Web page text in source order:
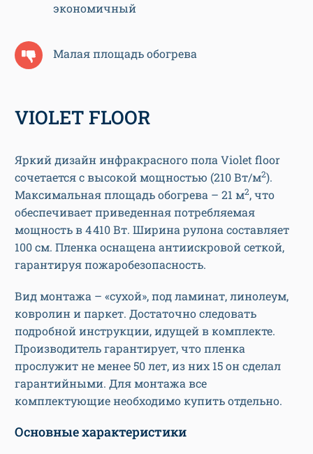
экономичный
Малая площадь обогрева
VIOLET FLOOR
Яркий дизайн инфракрасного пола Violet floor
сочетается с высокой мощностью (210 Вт/м2).
Максимальная площадь обогрева – 21 м2, что
обеспечивает приведенная потребляемая
мощность в 4 410 Вт. Ширина рулона составляет
100 см. Пленка оснащена антиискровой сеткой,
гарантируя пожаробезопасность.
Вид монтажа – «сухой», под ламинат, линолеум,
ковролин и паркет. Достаточно следовать
подробной инструкции, идущей в комплекте.
Производитель гарантирует, что пленка
прослужит не менее 50 лет, из них 15 он сделал
гарантийными. Для монтажа все
комплектующие необходимо купить отдельно.
Основные характеристики